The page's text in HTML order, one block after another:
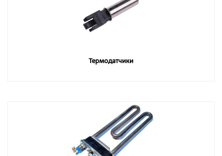
Термодатчики